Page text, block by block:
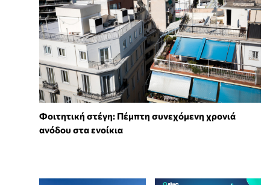
Φοιτητική στέγη: Πέμπτη συνεχόμενη χρονιά
ανόδου στα ενοίκια